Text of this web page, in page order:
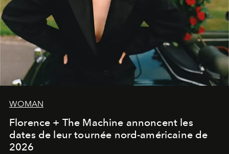
WOMAN
Florence + The Machine annoncent les
dates de leur tournée nord-américaine de
2026